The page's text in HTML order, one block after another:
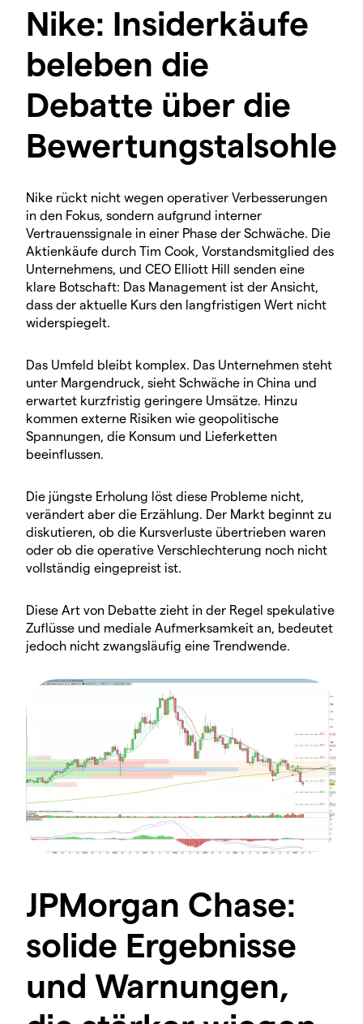
Nike: Insiderkäufe
beleben die
Debatte über die
Bewertungstalsohle
Nike rückt nicht wegen operativer Verbesserungen
in den Fokus, sondern aufgrund interner
Vertrauenssignale in einer Phase der Schwäche. Die
Aktienkäufe durch Tim Cook, Vorstandsmitglied des
Unternehmens, und CEO Elliott Hill senden eine
klare Botschaft: Das Management ist der Ansicht,
dass der aktuelle Kurs den langfristigen Wert nicht
widerspiegelt.
Das Umfeld bleibt komplex. Das Unternehmen steht
unter Margendruck, sieht Schwäche in China und
erwartet kurzfristig geringere Umsätze. Hinzu
kommen externe Risiken wie geopolitische
Spannungen, die Konsum und Lieferketten
beeinflussen.
Die jüngste Erholung löst diese Probleme nicht,
verändert aber die Erzählung. Der Markt beginnt zu
diskutieren, ob die Kursverluste übertrieben waren
oder ob die operative Verschlechterung noch nicht
vollständig eingepreist ist.
Diese Art von Debatte zieht in der Regel spekulative
Zuflüsse und mediale Aufmerksamkeit an, bedeutet
jedoch nicht zwangsläufig eine Trendwende.
JPMorgan Chase:
solide Ergebnisse
und Warnungen,